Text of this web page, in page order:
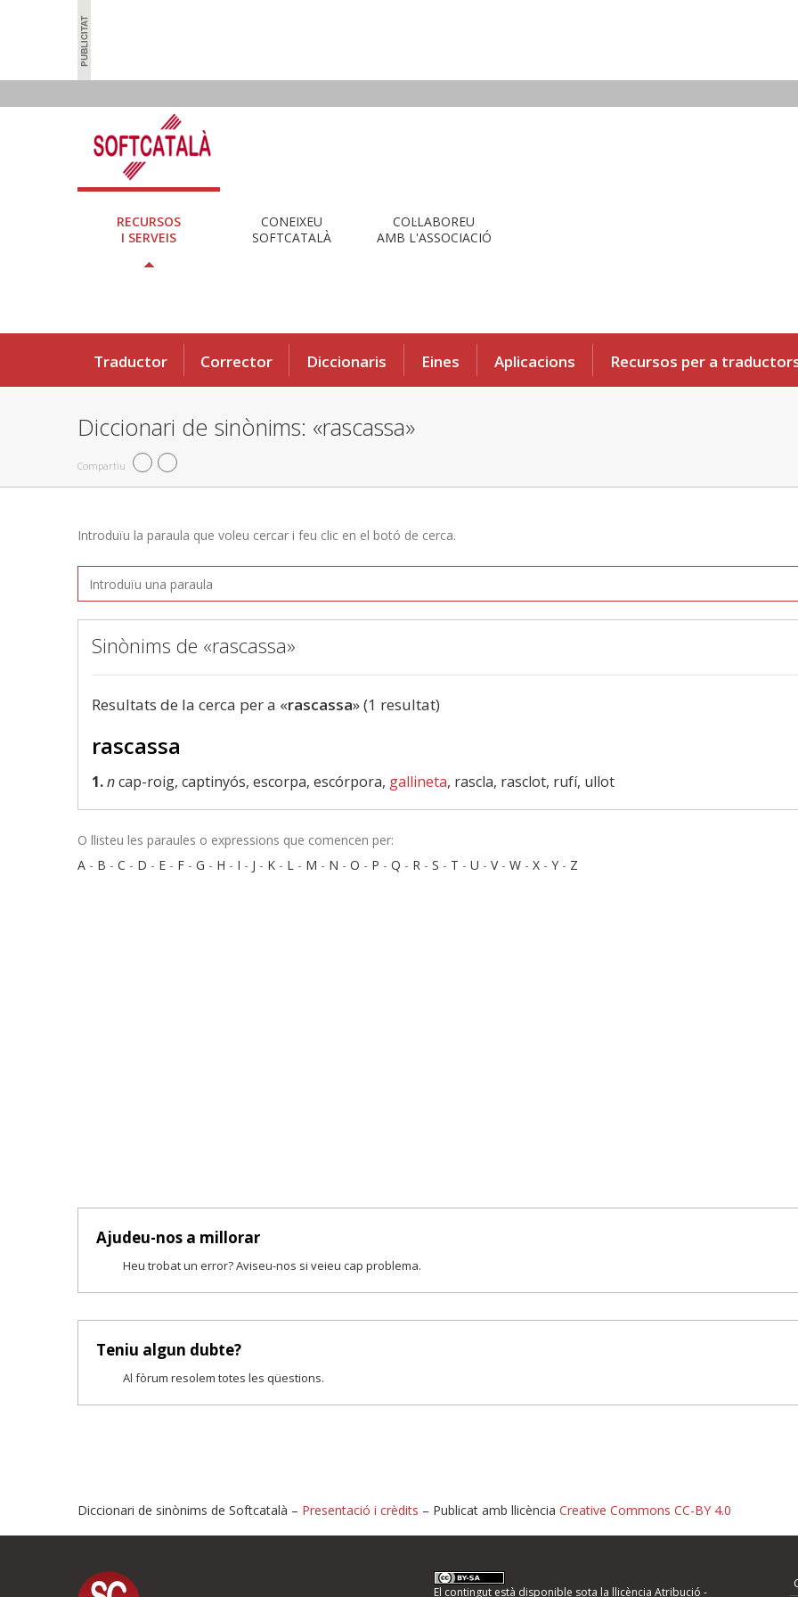
RECURSOS
I SERVEIS
CONEIXEU
SOFTCATALÀ
COL·LABOREU
AMB L'ASSOCIACIÓ
Traductor Corrector Diccionaris Eines Aplicacions Recursos per a
Diccionari de sinònims: «rascassa»
Compartiu
Introduïu la paraula que voleu cercar i feu clic en el botó de cerca.
Sinònims de «rascassa»
Resultats de la cerca per a «rascassa» (1 resultat)
rascassa
1.ncap-roig, captinyós, escorpa, escórpora, gallineta, rascla, rasclot, rufí, ullot
O llisteu les paraules o expressions que comencen per:
A - B - C - D - E - F - G - H - I - J - K - L - M - N - O - P - Q - R - S - T - U - V- W - X - Y - Z
Ajudeu-nos a millorar
Heu trobat un error? Aviseu-nos si veieu cap problema.
Teniu algun dubte?
Al fòrum resolem totes les qüestions.
Proposeu-nos millores o informeu d'errors
Diccionari de sinònims de Softcatalà – Presentació i crèdits – Publicat amb llicència Creative Commons CC-BY 4.0
El contingut està disponible sota la llicència Atribució -